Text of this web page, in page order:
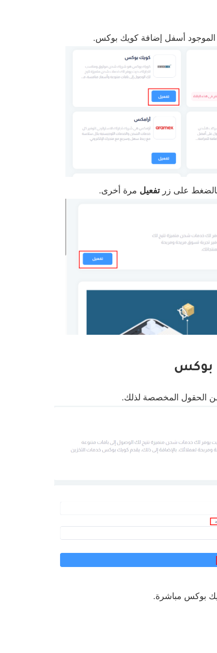
أسفل إضافة كويك بوكس.
بالضغط على زرتفعيل مرة أخرى.
بوكس
الحقول المخصصة لذلك.
بوكس مباشرة.